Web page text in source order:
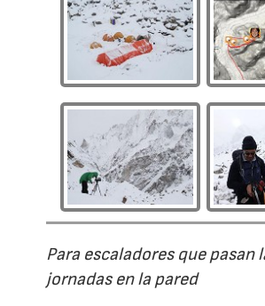
Para escaladores que pasan
jornadas en la pared